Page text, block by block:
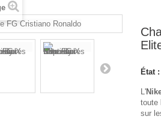
État :
L'
toute
sur